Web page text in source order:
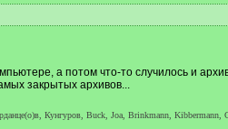
а потом что-то случилось и
закрытых архивов...
Кунгуров, Buck, Joa, Brinkmann, Kibbermann,